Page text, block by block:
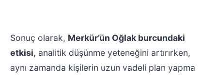
Sonuç olarak, Merkür’ün Oğlak burcundaki
etkisi, analitik düşünme yeteneğini artırırken,
aynı zamanda kişilerin uzun vadeli plan yapma